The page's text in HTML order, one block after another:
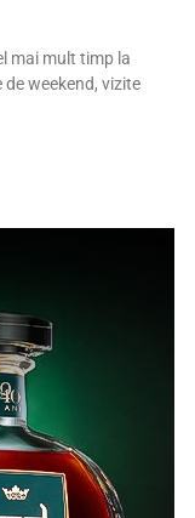
mai mult timp la
weekend, vizite